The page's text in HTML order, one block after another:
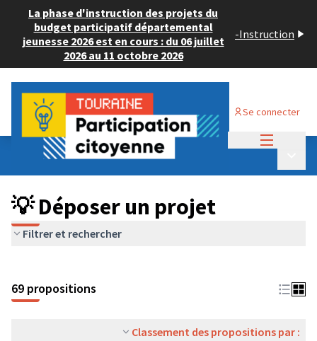
La phase d'instruction des projets du
budget participatif départemental
jeunesse 2026 est en cours : du 06 juillet
2026 au 11 octobre 2026
-Instruction
Se connecter
Budget Participatif ADULTE 2024
💡 Déposer un projet
💡 Déposer un projet
Filtrer et rechercher
69 propositions
Classement des propositions par :